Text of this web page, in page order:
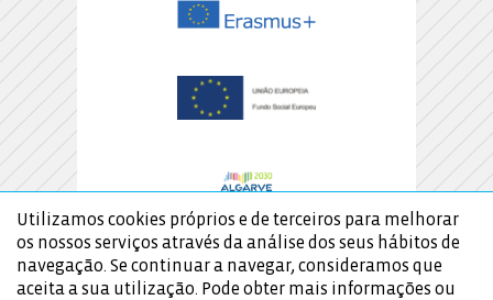
Utilizamos cookies próprios e de terceiros para melhorar
os nossos serviços através da análise dos seus hábitos de
navegação. Se continuar a navegar, consideramos que
aceita a sua utilização. Pode obter mais informações ou